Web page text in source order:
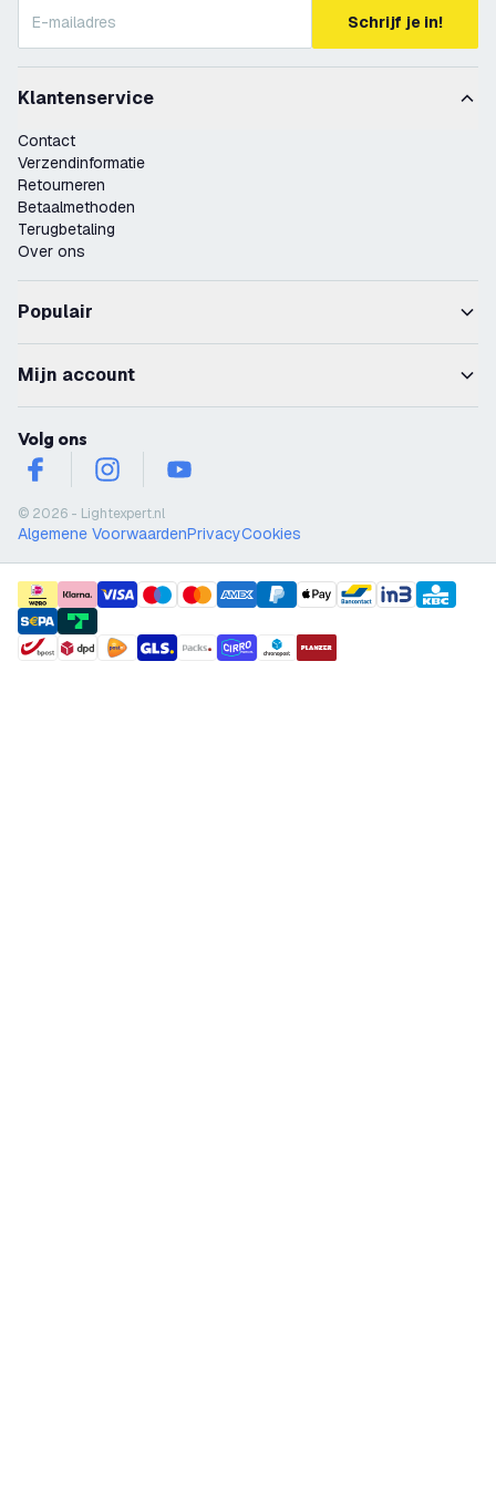
Schrijf je in!
Klantenservice
Contact
Verzendinformatie
Retourneren
Betaalmethoden
Terugbetaling
Over ons
Populair
Mijn account
Volg ons
facebookinstagramyoutube
© 2026 - Lightexpert.nl
Algemene VoorwaardenPrivacyCookies
payment methods
shipment methods